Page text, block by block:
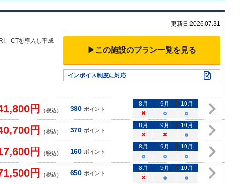
更新日:2026.07.31
、CTを導入し平成
▶この施設のプラン一覧を見る
インボイス制度に対応
円 （税込） 380 ポイント
8月 9月 10月
×
○ ○
円 （税込） 370 ポイント
8月 9月 10月
×
× ○
円 （税込） 160 ポイント
8月 9月 10月
○
○ ○
円 （税込） 650 ポイント
8月 9月 10月
×
○ ○